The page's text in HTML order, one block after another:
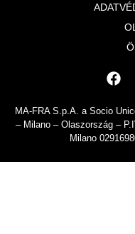
MA-FRA S.p.A. a Socio
– Milano – Olaszország –
Milano